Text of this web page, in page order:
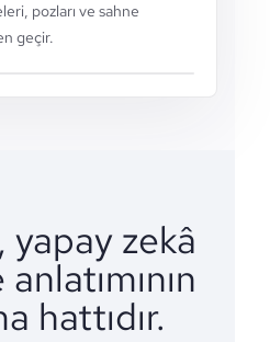
pozları ve sahne
geçir.
yapay zekâ
hattıdır.